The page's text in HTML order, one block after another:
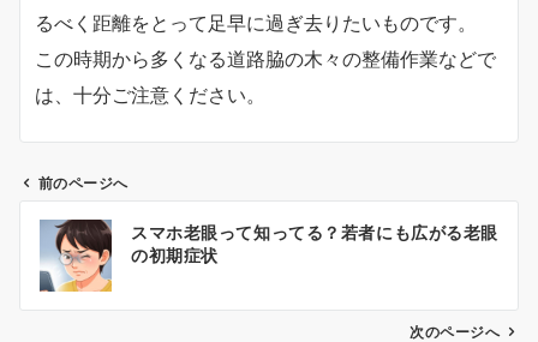
るべく距離をとって足早に過ぎ去りたいものです。
この時期から多くなる道路脇の木々の整備作業などで
は、十分ご注意ください。
前のページへ
スマホ老眼って知ってる？若者にも広がる老眼
の初期症状
次のページへ